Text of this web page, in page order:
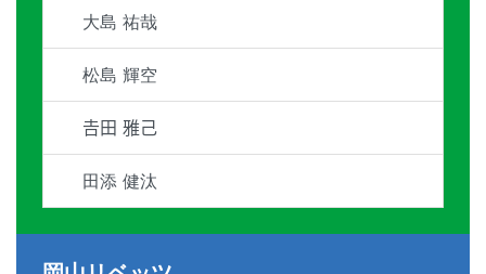
大島 祐哉
松島 輝空
𠮷田 雅己
田添 健汰